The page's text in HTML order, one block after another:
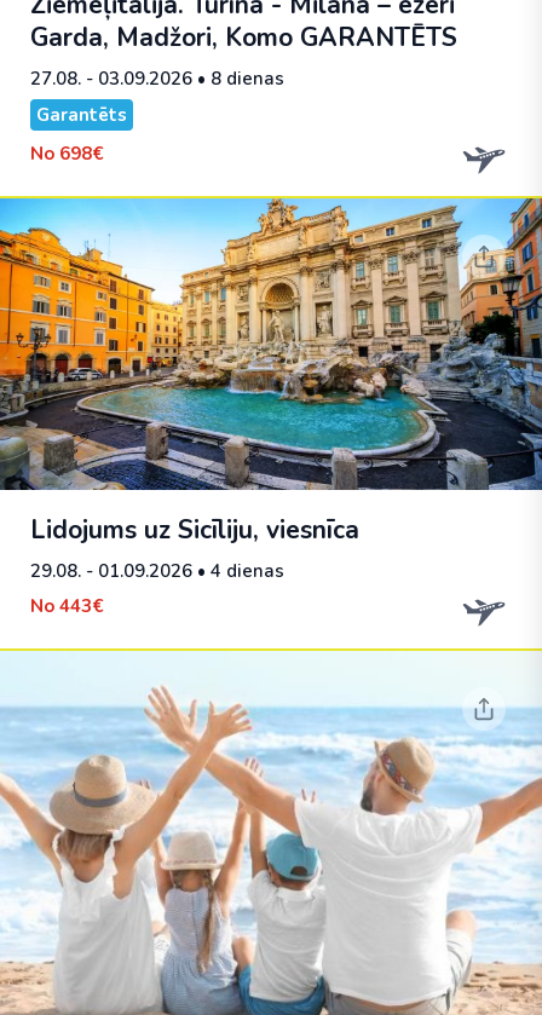
Garda, Madžori, Komo GARANTĒTS
27.08. - 03.09.2026 • 8 dienas
Garantēts
No 698€
Lidojums uz Sicīliju, viesnīca
29.08. - 01.09.2026 • 4 dienas
No 443€